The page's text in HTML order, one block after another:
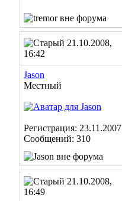
21.10.2008,
16:42
Jason
Местный
Регистрация: 23.11.2007
Сообщений: 310
21.10.2008,
16:49